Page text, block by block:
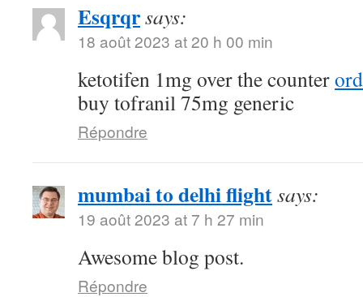
Esqrqrsays:
18 août 2023 at 20 h 00 min
ketotifen 1mg over the counter
buy tofranil 75mg generic
Répondre
mumbai to delhi flightsays:
19 août 2023 at 7 h 27 min
Awesome blog post.
Répondre